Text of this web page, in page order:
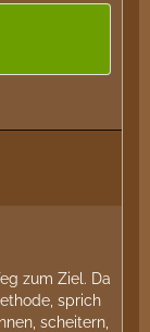
zum Ziel. Da
sprich
scheitern,